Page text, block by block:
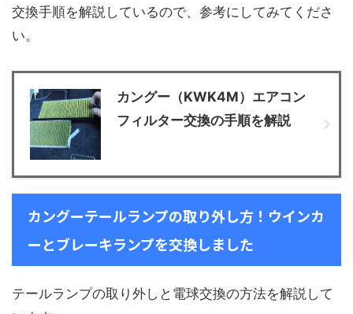
交換手順を解説しているので、参考にしてみてくださ
い。
カングー（KWK4M）エアコン
フィルター交換の手順を解説
カングーテールランプの取り外し方！ウインカ
ーとブレーキランプを交換しました
テールランプの取り外しと電球交換の方法を解説して